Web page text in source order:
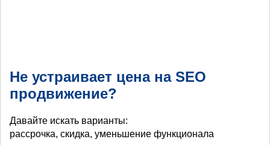
Не устраивает цена на SEO
продвижение?
Давайте искать варианты:
рассрочка, скидка, уменьшение функционала